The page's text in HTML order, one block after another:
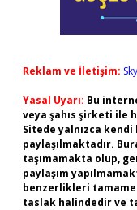
Reklam ve İletişim:
Yasal Uyarı: Bu
veya şahıs şirketi ile
Sitede yalnızca kendi
paylaşılmaktadır.
taşımamakta olup,
paylaşım
benzerlikleri
taslak halindedir ve